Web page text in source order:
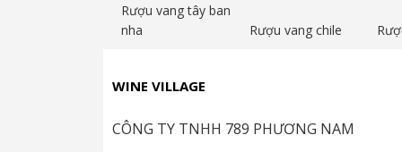
Kiểu ly: Bordeaux Style. Lắc rượu trước
Decanter/ vang thở: 60 phút trước khi
Rượu vang tây ban
nha
Rượu vang chile
WINE VILLAGE
CÔNG TY TNHH 789 PHƯƠNG NAM